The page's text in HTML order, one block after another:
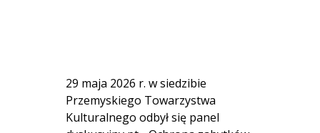
29 maja 2026 r. w siedzibie
Przemyskiego Towarzystwa
Kulturalnego odbył się panel